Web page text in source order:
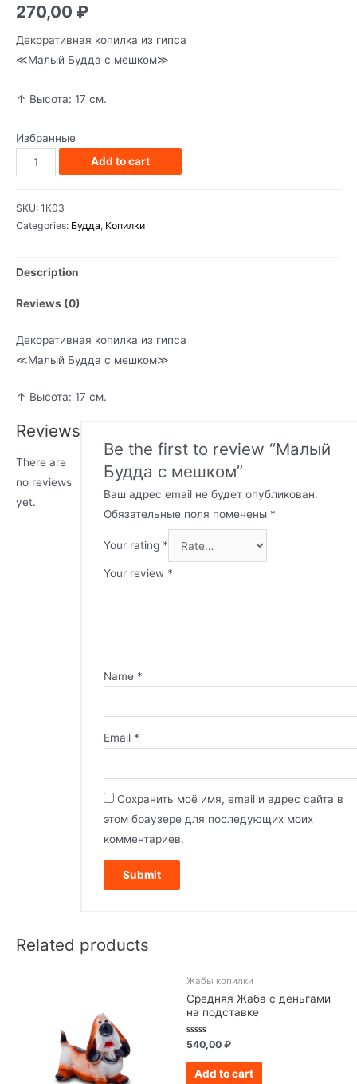
270,00 ₽
Декоративная копилка из гипса
≪Малый Будда с мешком≫
↑ Высота: 17 см.
Избранные
Малый
Будда
мешком
Add to cart
SKU: 1К03
Categories: Будда, Копилки
Description
Reviews (0)
Декоративная копилка из гипса
≪Малый Будда с мешком≫
↑ Высота: 17 см.
Reviews
There are
no reviews
yet.
Be the first to review “Малый
Будда с мешком”
Ваш адрес email не будет опубликован.
Обязательные поля помечены *
Your rating *
Your review *
Name *
Email *
Сохранить моё имя, email и адрес сайта в
этом браузере для последующих моих
комментариев.
Related products
Жабы копилки
Средняя Жаба с деньгами
на подставке
Rated
out
540,00 ₽
Add to cart